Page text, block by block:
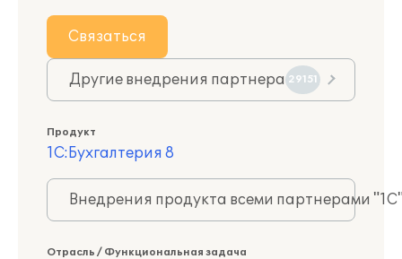
Связаться
Другие внедрения партнера 29151
Продукт
1С:Бухгалтерия 8
Внедрения продукта всеми партнерами
Отрасль / Функциональная задача